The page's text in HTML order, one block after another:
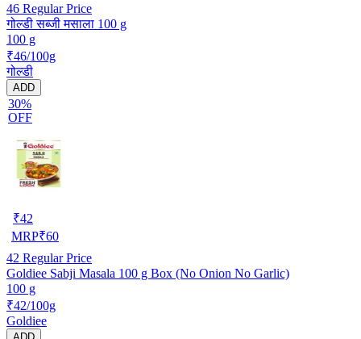
46 Regular Price
गोल्डी सब्जी मसाला 100 g
100 g
₹46/100g
गोल्डी
ADD
30%
OFF
₹42
MRP₹60
42 Regular Price
Goldiee Sabji Masala 100 g Box (No Onion No Garlic)
100 g
₹42/100g
Goldiee